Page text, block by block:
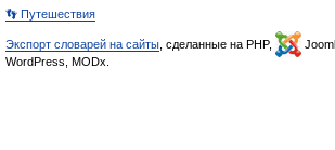
👣 Путешествия
Экспорт словарей на сайты , сделанные на PHP,
WordPress, MODx.